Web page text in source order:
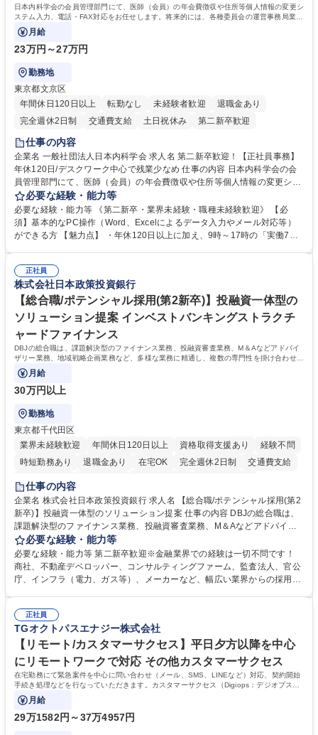
日本内科学会の会員管理部門にて、医師（会員）の年会費徴収や住所等個人情報の変更シ
ステム入力、電話・FAX対応をお任せします。将来的には、各種委員会の運営事務局業務
などにも幅広く携わっていただきます。
月給
23万円～27万円
勤務地
東京都文京区
年間休日120日以上
転勤なし 未経験者歓迎
退職金あり
完全週休2日制
交通費支給 土日祝休み 第二新卒歓迎
仕事の内容
企業名 一般社団法人日本内科学会 求人名 第二新卒歓迎！【正社員事務】
年休120日/デスクワーク中心で残業少なめ 仕事の内容 日本内科学会の会
員管理部門にて、医師（会員）の年会費徴収や住所等個人情報の変更シス
テム入力、電話・FAX対応をお任せします。将来的には、各種委員会の運
営事務局業務などにも幅広く携わっていただきます。 【会員管理・データ
入力業務】 ・医師（会員）の住所変更、個人情報のシステム登録・更新
・年会費の徴収管理や入金データの照合確認 【問い合わせ対応】 ・会員
年休120日/デスクワーク中心で残業少なめ
必要な経験・能力等
必要な経験・能力等 《第二新卒・業界未経験・職種未経験歓迎》 【必
須】基本的なPC操作（Word、Excelによるデータ入力やメール対応等）
ができる方 【魅力点】 ・年休120日以上に加え、9時～17時の「実働7時
整、資料作成、当日の運営サポート 学歴・資格 学歴：大学院 大学 語学
力： 資格：
正社員
株式会社日本政策投資銀行
【総合職/ポテンシャル採用(第2新卒)】投融資一体型の
ソリューション提案 インベストバンキングストラクチ
ャードファイナンス
DBJの総合職は、課題解決型のファイナンス業務、投融資審査業務、M＆Aなどアドバイ
ザリー業務、地域戦略企画業務など、多様な業務に精通し、複数の専門性を掛け合わせて
広く社会に貢献していく職種です。
月給
30万円以上
勤務地
東京都千代田区
業界未経験歓迎
年間休日120日以上 資格取得支援あり
経験不問
時短勤務あり
退職金あり 在宅OK 完全週休2日制
交通費支給
駅近5分以内
食事補助あり
託児所あり
仕事の内容
企業名 株式会社日本政策投資銀行 求人名 【総合職/ポテンシャル採用(第2
新卒)】投融資一体型のソリューション提案 仕事の内容 DBJの総合職は、
課題解決型のファイナンス業務、投融資審査業務、M＆Aなどアドバイザ
リー業務、地域戦略企画業務など、多様な業務に精通し、複数の専門性を
掛け合わせて広く社会に貢献していく職種です。 入社後は、横断的なロー
テーションを経て適性や専門性に応じたキャリアを形成していただきま
す。総合職として入社いただき、下記いずれかの部門でご活躍いただきま
ート・ナレッジ業務 ※それぞれの業務内容に関しては、別途その他労働条
件備考欄に記載 募集職種 【総合職/ポテンシャル採用(第2新卒)】投融資一
体型のソリューション提案
必要な経験・能力等
必要な経験・能力等 第二新卒歓迎※金融業界での経験は一切不問です！
商社、不動産デベロッパー、コンサルティングファーム、監査法人、官公
庁、インフラ（電力、ガス等）、メーカーなど、幅広い業界からの採用実
く高い志を併せもった人材を求めています。ポテンシャル採用（第2新
卒）では、金融業界での経験や知識を問いません。新たな時代を見据え
て、複雑化する社会課題の解決に向けて先鞭をつける役割を担いたい、と
いう気概をお持ちの方を心待ちにしています。 学歴・資格 学歴：大学院
大学 語学力： 資格：
正社員
TGオクトパスエナジー株式会社
【リモート/カスタマーサクセス】平日夕方以降を中心
にリモートワークで対応 その他カスタマーサクセス
在宅勤務にて緊急案件を中心に問い合わせ（メール、SMS、LINEなど）対応、契約開始
手続き処理などを行なっていただきます。カスタマーサクセス（Digiops：デジオプス）
と運用構築の業務となります。
月給
29万1582円～37万4957円